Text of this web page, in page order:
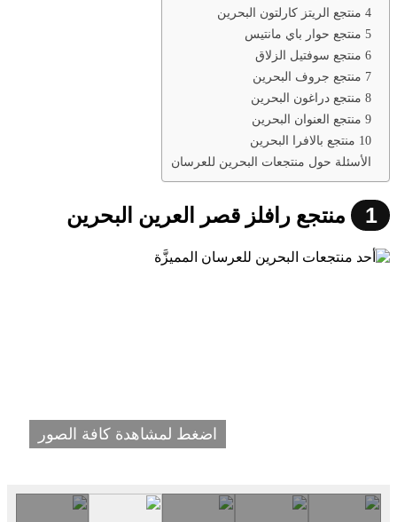
4 منتجع الريتز كارلتون البحرين
5 منتجع حوار باي مانتيس
6 منتجع سوفتيل الزلاق
7 منتجع جروف البحرين
8 منتجع دراغون البحرين
9 منتجع العنوان البحرين
10 منتجع بالافرا البحرين
الأسئلة حول منتجعات البحرين للعرسان
1 منتجع رافلز قصر العرين البحرين
اضغط لمشاهدة كافة الصور